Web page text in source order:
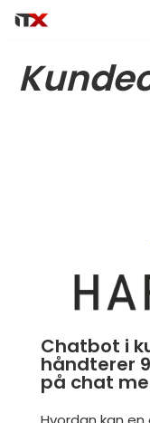
til
innholdet
Chatbot i
håndterer
på chat